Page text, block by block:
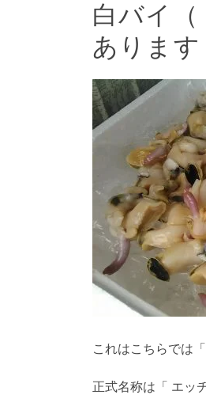
白バイ
あります
これはこちらでは
正式名称は「 エッ